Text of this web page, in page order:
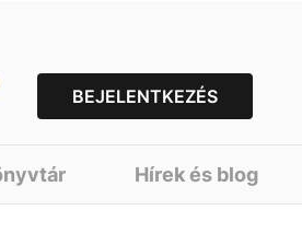
BEJELENTKEZÉS
Hírek és blog